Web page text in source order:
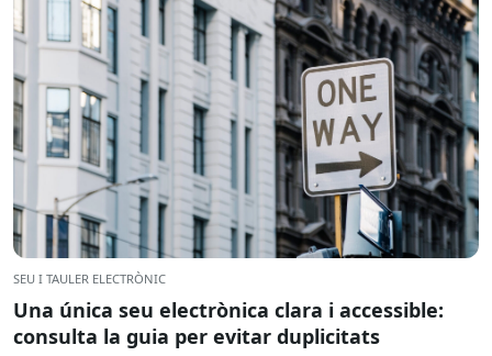
SEU I TAULER ELECTRÒNIC
Una única seu electrònica clara i accessible:
consulta la guia per evitar duplicitats